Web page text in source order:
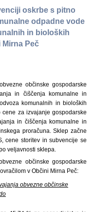
oskrbe s pitno
odpadne vode
in bioloških
Peč
občinske gospodarske
in čiščenja komunalne in
komunalnih in bioloških
za izvajanje gospodarske
in čiščenja komunalne in
proračuna. Sklep začne
cene storitev in subvencije se
veljavnosti sklepa.
občinske gospodarske
v Občini Mirna Peč:
obvezne občinske